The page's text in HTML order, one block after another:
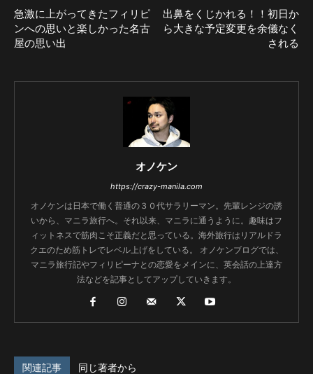
急激に上がってきたフィリピ
ンへの思いと楽しかった名古
屋の思い出
出鼻をくじかれる！！初日か
ら大きな予定変更を余儀なく
される
オノケン
https://crazy-manila.com
オノケンは日本で働く普通の３０代サラリーマン。先輩レンジの誘
いから、マニラ旅行へ。それ以来、マニラに通うように。趣味はフ
ィットネスで筋肉こそ正義だと思っている。海外旅行はリアルドラ
クエのため筋トレでレベル上げをしている。 オノケンブログでは、
マニラ旅行記やフィリピーナとの恋愛をメインに、英会話の上達方
法などを記事としてアップしていきます。
関連記事 同じ著者から